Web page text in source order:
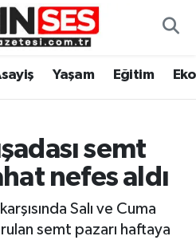
Yaşam Eğitim
semt
nefes aldı
Salı ve Cuma
semt pazarı haftaya
Haritası
ve Fikstür